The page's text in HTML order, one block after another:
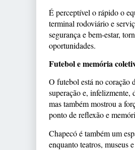
É perceptível o rápido o
terminal rodoviário e
segurança e bem-estar,
oportunidades.
Futebol e memória
O futebol está no coração
superação e, infelizmente,
mas também mostrou a
ponto de reflexão e
Chapecó é também um
enquanto teatros, museus